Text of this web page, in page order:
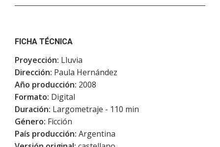
FICHA TÉCNICA
Proyección: Lluvia
Dirección: Paula Hernández
Año producción: 2008
Formato: Digital
Duración: Largometraje - 110 min
Género: Ficción
País producción: Argentina